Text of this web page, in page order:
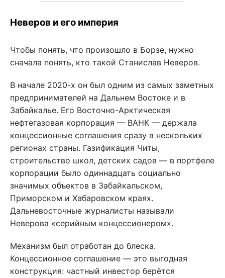
Неверов и его империя
Чтобы понять, что произошло в Борзе, нужно
сначала понять, кто такой Станислав Неверов.
В начале 2020-х он был одним из самых заметных
предпринимателей на Дальнем Востоке и в
Забайкалье. Его Восточно-Арктическая
нефтегазовая корпорация — ВАНК — держала
концессионные соглашения сразу в нескольких
регионах страны. Газификация Читы,
строительство школ, детских садов — в портфеле
корпорации было одиннадцать социально
значимых объектов в Забайкальском,
Приморском и Хабаровском краях.
Дальневосточные журналисты называли
Неверова «серийным концессионером».
Механизм был отработан до блеска.
Концессионное соглашение — это выгодная
конструкция: частный инвестор берётся